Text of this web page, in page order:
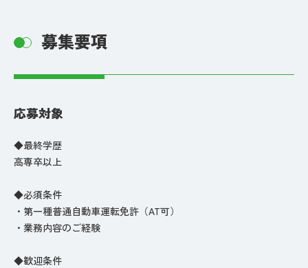
募集要項
応募対象
◆最終学歴
高専卒以上
◆必須条件
・第一種普通自動車運転免許（AT可）
・業務内容のご経験
◆歓迎条件